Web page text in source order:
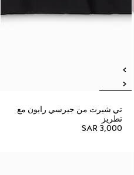
تي شيرت من جيرسي رايون مع
تطريز
SAR 3,000